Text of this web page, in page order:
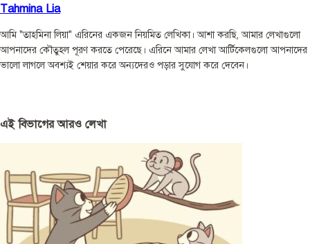
Tahmina Lia
আমি "তাহমিনা লিয়া" এরিনের একজন নিয়মিত লেখিকা। আশা করছি, আমার লেখাগুলো
আপনাদের কৌতুহল পূরণ করতে পেরেছে। এরিনে আমার লেখা আর্টিকেলগুলো আপনাদের
ভালো লাগলে অবশ্যই শেয়ার করে অন্যদেরও পড়ার সুযোগ করে দেবেন।
এই বিভাগের আরও লেখা